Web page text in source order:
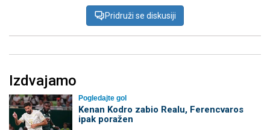
Pridruži se diskusiji
Izdvajamo
Pogledajte gol
Kenan Kodro zabio Realu, Ferencvaros
ipak poražen